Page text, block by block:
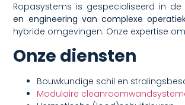
Ropasystems is gespecialiseerd in de
en engineering van complexe
hybride omgevingen. Onze expertise
Onze diensten
Bouwkundige schil en
Modulaire